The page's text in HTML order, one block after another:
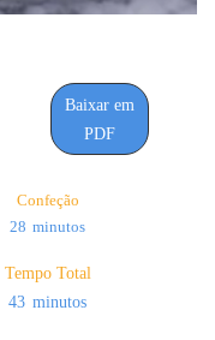
Baixar em
PDF
Confeção
28minutos
minutos
Tempo Total
43minutos
minutos